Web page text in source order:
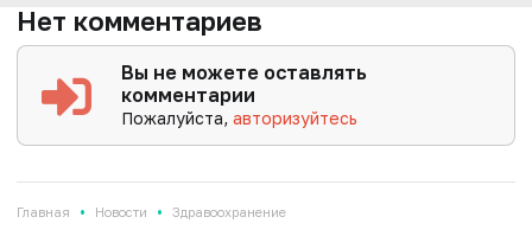
Нет комментариев
Вы не можете оставлять
комментарии
Пожалуйста,авторизуйтесь
Главная • Новости • Здравоохранение